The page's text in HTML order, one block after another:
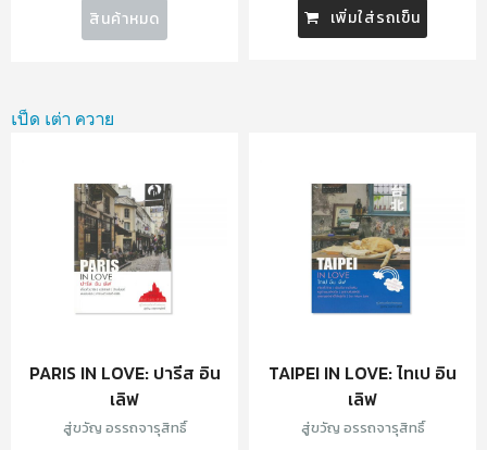
สินค้าหมด เพิ่มใส่รถเข็น
เป็ด เต่า ควาย
PARIS IN LOVE: ปารีส อิน
เลิฟ
สู่ขวัญ อรรถจารุสิทธิ์
TAIPEI IN LOVE: ไทเป อิน
เลิฟ
สู่ขวัญ อรรถจารุสิทธิ์